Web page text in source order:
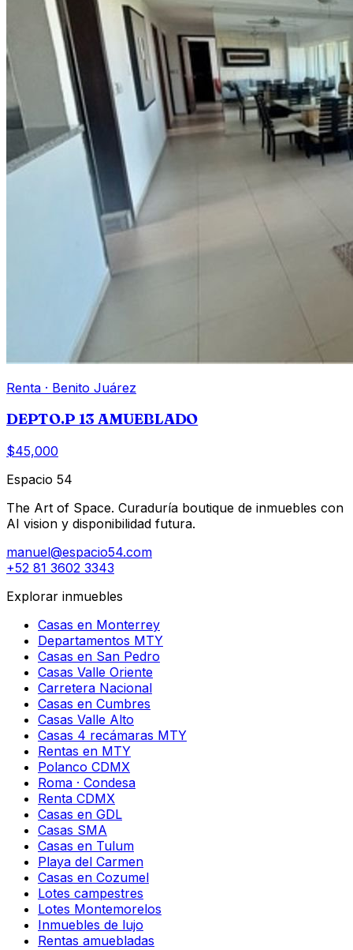
Renta · Benito Juárez
DEPTO.P 13 AMUEBLADO
$45,000
Espacio 54
The Art of Space. Curaduría boutique de inmuebles con
AI vision y disponibilidad futura.
manuel@espacio54.com
+52 81 3602 3343
Explorar inmuebles
Casas en Monterrey
Departamentos MTY
Casas en San Pedro
Casas Valle Oriente
Carretera Nacional
Casas en Cumbres
Casas Valle Alto
Casas 4 recámaras MTY
Rentas en MTY
Polanco CDMX
Roma · Condesa
Renta CDMX
Casas en GDL
Casas SMA
Casas en Tulum
Playa del Carmen
Casas en Cozumel
Lotes campestres
Lotes Montemorelos
Inmuebles de lujo
Rentas amuebladas